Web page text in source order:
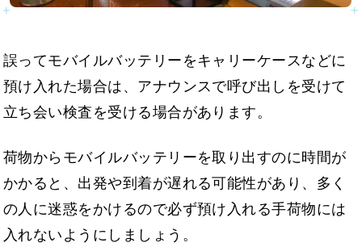
誤ってモバイルバッテリーをキャリーケースなどに
預け入れた場合は、アナウンスで呼び出しを受けて
立ち会い検査を受ける場合があります。
荷物からモバイルバッテリーを取り出すのに時間が
かかると、出発や到着が遅れる可能性があり、多く
の人に迷惑をかけるので必ず預け入れる手荷物には
入れないようにしましょう。